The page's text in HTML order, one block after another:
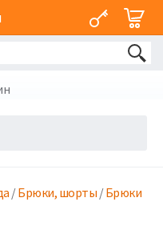
/Брюки, шорты /Брюки